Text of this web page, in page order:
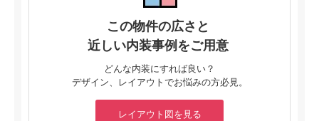
この物件の広さと
近しい内装事例をご用意
どんな内装にすれば良い？
デザイン、レイアウトでお悩みの方必見。
レイアウト図を見る